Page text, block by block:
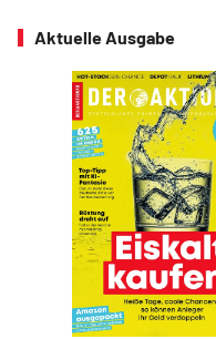
Aktuelle Ausgabe